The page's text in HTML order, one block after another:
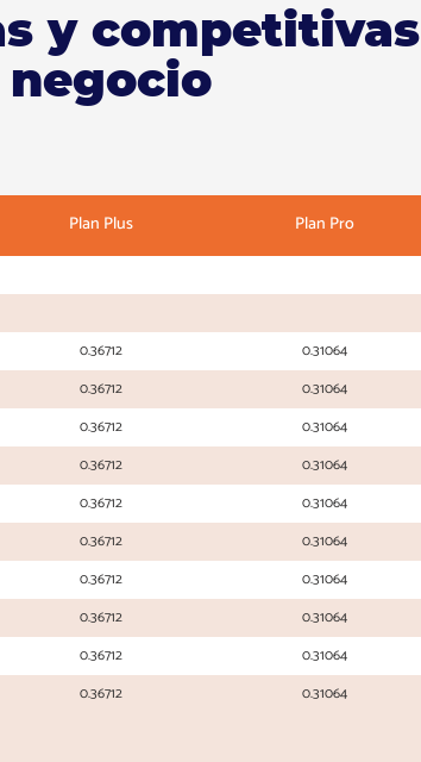
y
Plan Plus Plan Pro
0.36712 0.31064
0.36712 0.31064
0.36712 0.31064
0.36712 0.31064
0.36712 0.31064
0.36712 0.31064
0.36712 0.31064
0.36712 0.31064
0.36712 0.31064
0.36712 0.31064